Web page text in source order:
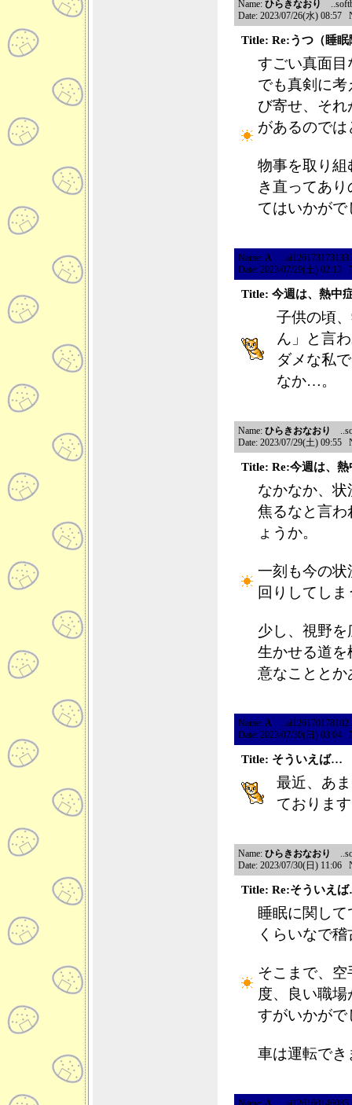
Name: ひらきなおり
Date: 2023/07/26(水) 08:57
Title: Re:うつ（睡
すごい真面
でも真剣に
び寄せ、そ
があるので
物事を取り
き直ってあ
てはいかが
Name: A
Date: 2023/07/29(土) 02:13
Title: 今週は、熱中
子供の頃
ん」と言
ダメな私
なか…。
Name: ひらきおなおり
Date: 2023/07/29(土) 09:55
Title: Re:今週は、
なかなか、
焦るなと言
ょうか。
一刻も今の
回りしてし
少し、視野
生かせる道
意なことと
Name: A
Date: 2023/07/30(日) 03:04
Title: そういえば…
最近、あ
ておりま
Name: ひらきおなおり
Date: 2023/07/30(日) 11:06
Title: Re:そういえ
睡眠に関し
くらいなで
そこまで、
度、良い職
すがいかが
車は運転で